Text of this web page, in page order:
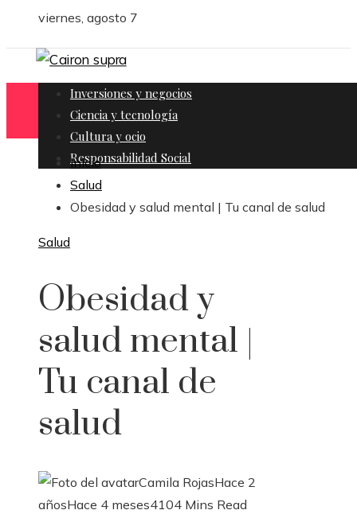
viernes, agosto 7
Inversiones y negocios
Ciencia y tecnología
Cultura y ocio
Responsabilidad Social
Inicio
Salud
Obesidad y salud mental | Tu canal de salud
Salud
Obesidad y
salud mental |
Tu canal de
salud
Camila RojasHace 2
añosHace 4 meses4104 Mins Read